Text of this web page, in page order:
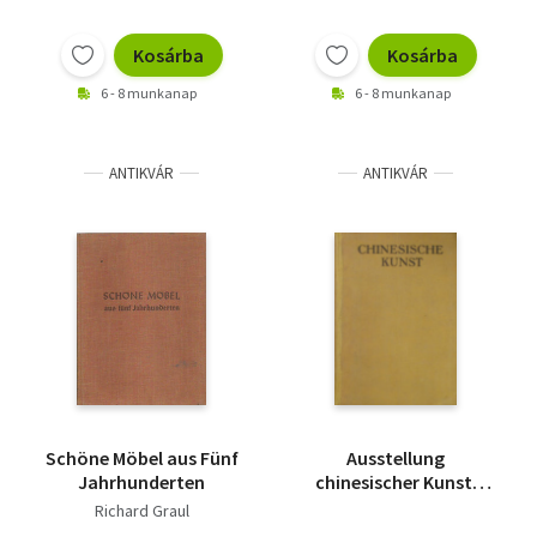
Kosárba
6 - 8 munkanap
Kosárba
6 - 8 munkanap
ANTIKVÁR
Schöne Möbel aus Fünf
Jahrhunderten
Richard Graul
ANTIKVÁR
Ausstellung
chinesischer Kunst.